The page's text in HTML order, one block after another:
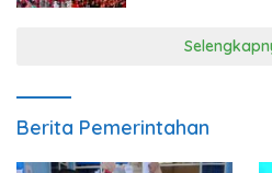
Berita Pemerintahan